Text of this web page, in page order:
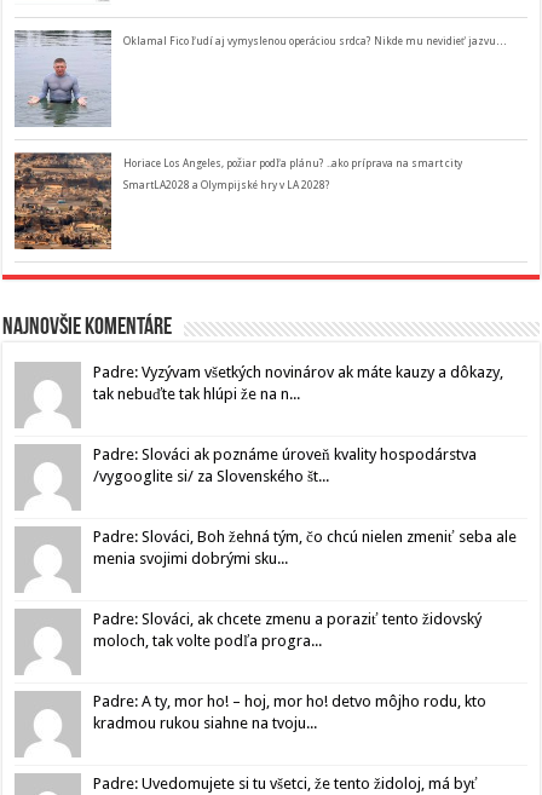
Oklamal Fico ľudí aj vymyslenou operáciou srdca? Nikde mu nevidieť jazvu…
Horiace Los Angeles, požiar podľa plánu? ..ako príprava na smart city
SmartLA2028 a Olympijské hry v LA 2028?
Najnovšie komentáre
Padre: Vyzývam všetkých novinárov ak máte kauzy a dôkazy,
tak nebuďte tak hlúpi že na n...
Padre: Slováci ak poznáme úroveň kvality hospodárstva
/vygooglite si/ za Slovenského št...
Padre: Slováci, Boh žehná tým, čo chcú nielen zmeniť seba ale
menia svojimi dobrými sku...
Padre: Slováci, ak chcete zmenu a poraziť tento židovský
moloch, tak volte podľa progra...
Padre: A ty, mor ho! – hoj, mor ho! detvo môjho rodu, kto
kradmou rukou siahne na tvoju...
Padre: Uvedomujete si tu všetci, že tento židoloj, má byť